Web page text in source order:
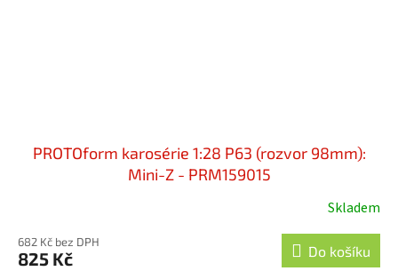
PROTOform karosérie 1:28 P63 (rozvor 98mm):
Mini-Z - PRM159015
Skladem
682 Kč bez DPH
825 Kč Do košíku